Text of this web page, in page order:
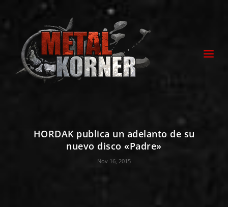
HORDAK publica un adelanto de su
nuevo disco «Padre»
Nov 16, 2015